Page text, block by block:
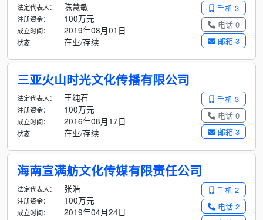
手机 3
电话 0
邮箱 3
法定代表人： 陈慧敏
注册资金： 100万元
成立时间： 2019年08月01日
状态: 在业/存续
三亚火山时光文化传播有限公司
手机 3
电话 0
邮箱 3
法定代表人： 王纯石
注册资金： 100万元
成立时间： 2016年08月17日
状态: 在业/存续
海南宣满舫文化传媒有限责任公司
手机 2
电话 2
法定代表人： 张浩
注册资金： 100万元
成立时间： 2019年04月24日